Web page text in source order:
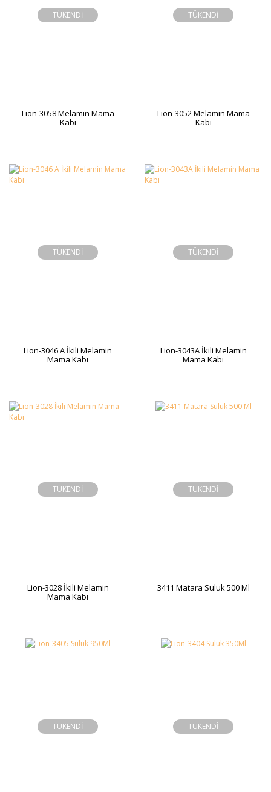
TÜKENDİ
Lion-3058 Melamin Mama
Kabı
TÜKENDİ
Lion-3052 Melamin Mama
Kabı
TÜKENDİ
Lion-3046 A İkili Melamin
Mama Kabı
TÜKENDİ
Lion-3043A İkili Melamin
Mama Kabı
TÜKENDİ
Lion-3028 İkili Melamin
Mama Kabı
TÜKENDİ
3411 Matara Suluk 500 Ml
TÜKENDİ TÜKENDİ